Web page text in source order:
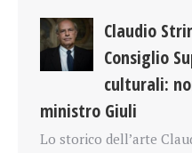
Claudio
Consiglio
culturali:
ministro Giuli
Lo storico dell’arte